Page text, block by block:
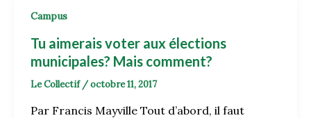
Campus
Tu aimerais voter aux élections
municipales? Mais comment?
Le Collectif /octobre 11, 2017
Par Francis Mayville Tout d’abord, il faut